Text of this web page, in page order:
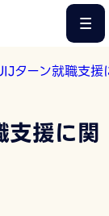
ターン就職⽀
援に関